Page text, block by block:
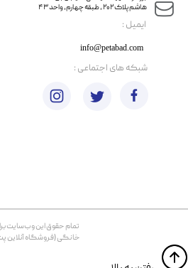
​ایمیل :
info@petabad.com
هاشم پلاک ۲۰۲ ، طبقه چهارم، واحد ۴۳
تمام حقوق اين وب‌سايت
خانگی (فروشگاه آنلاین پت آباد)
​شبکه های اجتماعی :